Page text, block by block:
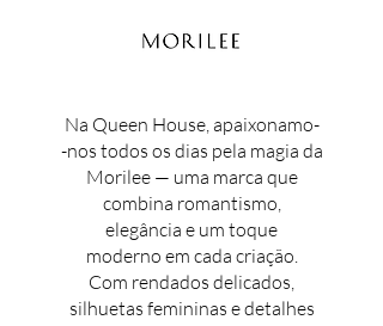
Adicione sua
mensagem aqui
Na Queen House, apaixonamo-
-nos todos os dias pela magia da
Morilee — uma marca que
combina romantismo,
elegância e um toque
moderno em cada criação.
Com rendados delicados,
silhuetas femininas e detalhes